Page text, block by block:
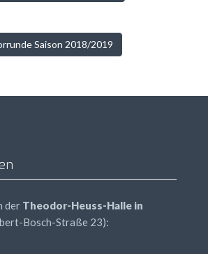
Saison 2018/2019
der Theodor-Heuss-Halle in
Bosch-Straße 23):